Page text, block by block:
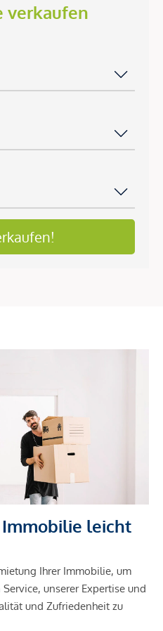
verkaufen
leicht
Ihrer Immobilie, um
unserer Expertise und
und Zufriedenheit zu